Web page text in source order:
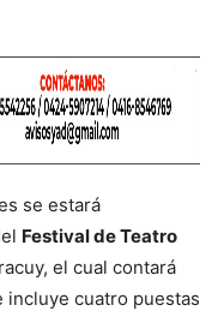
se estará
Festival de Teatro
el cual contará
incluye cuatro puestas